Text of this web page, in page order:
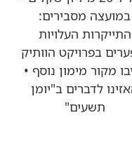
במועצה מסבירים:
התייקרות העלויות
בפרויקט הוותיק
מקור מימון נוסף •
לדברים ב"יומן
תשעים"